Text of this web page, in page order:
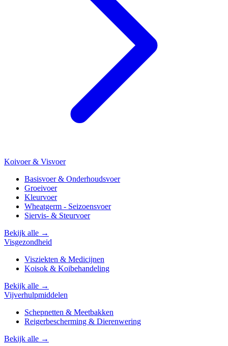
Koivoer & Visvoer
Basisvoer & Onderhoudsvoer
Groeivoer
Kleurvoer
Wheatgerm - Seizoensvoer
Siervis- & Steurvoer
Bekijk alle →
Visgezondheid
Visziekten & Medicijnen
Koisok & Koibehandeling
Bekijk alle →
Vijverhulpmiddelen
Schepnetten & Meetbakken
Reigerbescherming & Dierenwering
Bekijk alle →